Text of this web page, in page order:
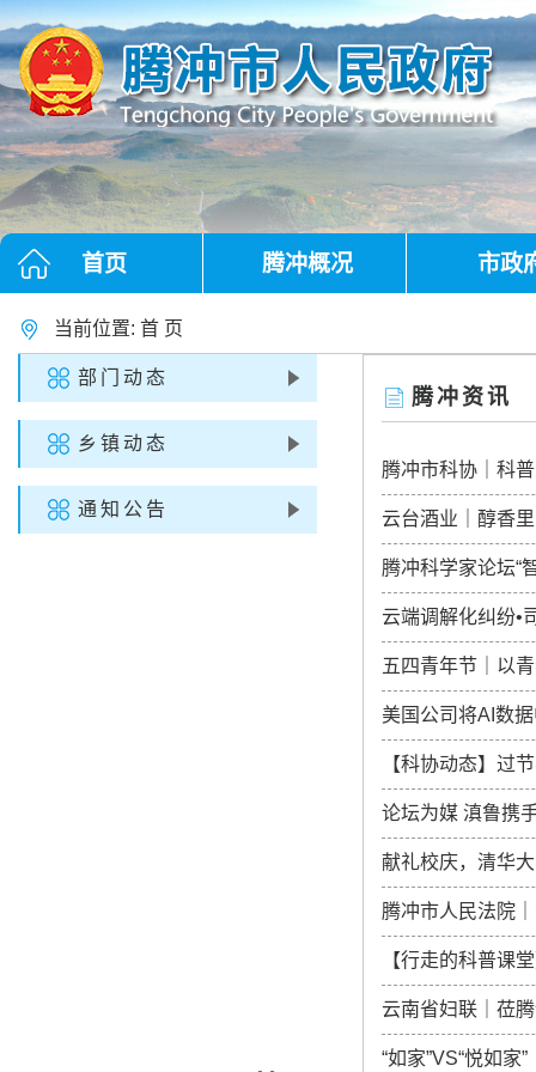
首页 腾冲概况 市政
当前位置: 首 页
腾冲资讯
腾冲市科协｜科
云台酒业｜醇香里
腾冲科学家论坛“
云端调解化纠纷•
五四青年节｜以
美国公司将AI数
【科协动态】过
论坛为媒 滇鲁携
献礼校庆，清华
腾冲市人民法院
【行走的科普课
云南省妇联｜莅
“如家”VS“悦如家
部门动态
乡镇动态
通知公告